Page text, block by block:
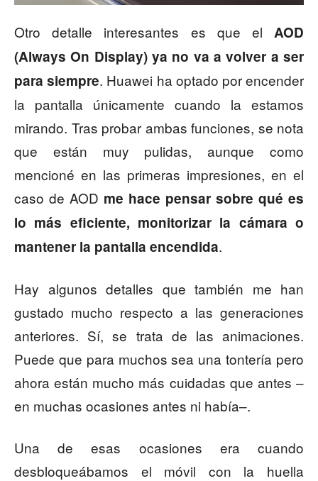
Otro detalle interesantes es que el AOD
(Always On Display) ya no va a volver a ser
para siempre. Huawei ha optado por encender
la pantalla únicamente cuando la estamos
mirando. Tras probar ambas funciones, se nota
que están muy pulidas, aunque como
mencioné en las primeras impresiones, en el
caso de AOD me hace pensar sobre qué es
lo más eficiente, monitorizar la cámara o
mantener la pantalla encendida.
Hay algunos detalles que también me han
gustado mucho respecto a las generaciones
anteriores. Sí, se trata de las animaciones.
Puede que para muchos sea una tontería pero
ahora están mucho más cuidadas que antes –
en muchas ocasiones antes ni había–.
Una de esas ocasiones era cuando
desbloqueábamos el móvil con la huella